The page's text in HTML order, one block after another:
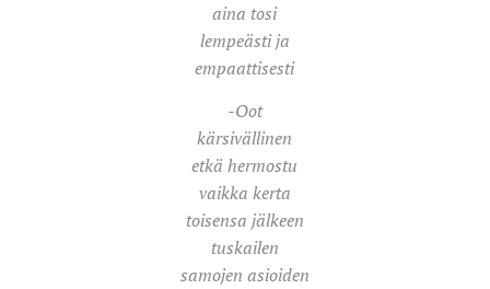
aina tosi
lempeästi ja
empaattisesti
-Oot
kärsivällinen
etkä hermostu
vaikka kerta
toisensa jälkeen
tuskailen
samojen asioiden